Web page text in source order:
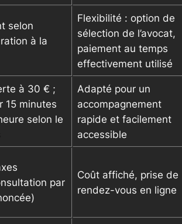
selon
à la
Flexibilité : option de
sélection de l’avocat,
paiement au temps
effectivement utilisé
à 30 € ;
15 minutes
selon le
Adapté pour un
accompagnement
rapide et facilement
accessible
par
Coût affiché, prise de
rendez-vous en ligne